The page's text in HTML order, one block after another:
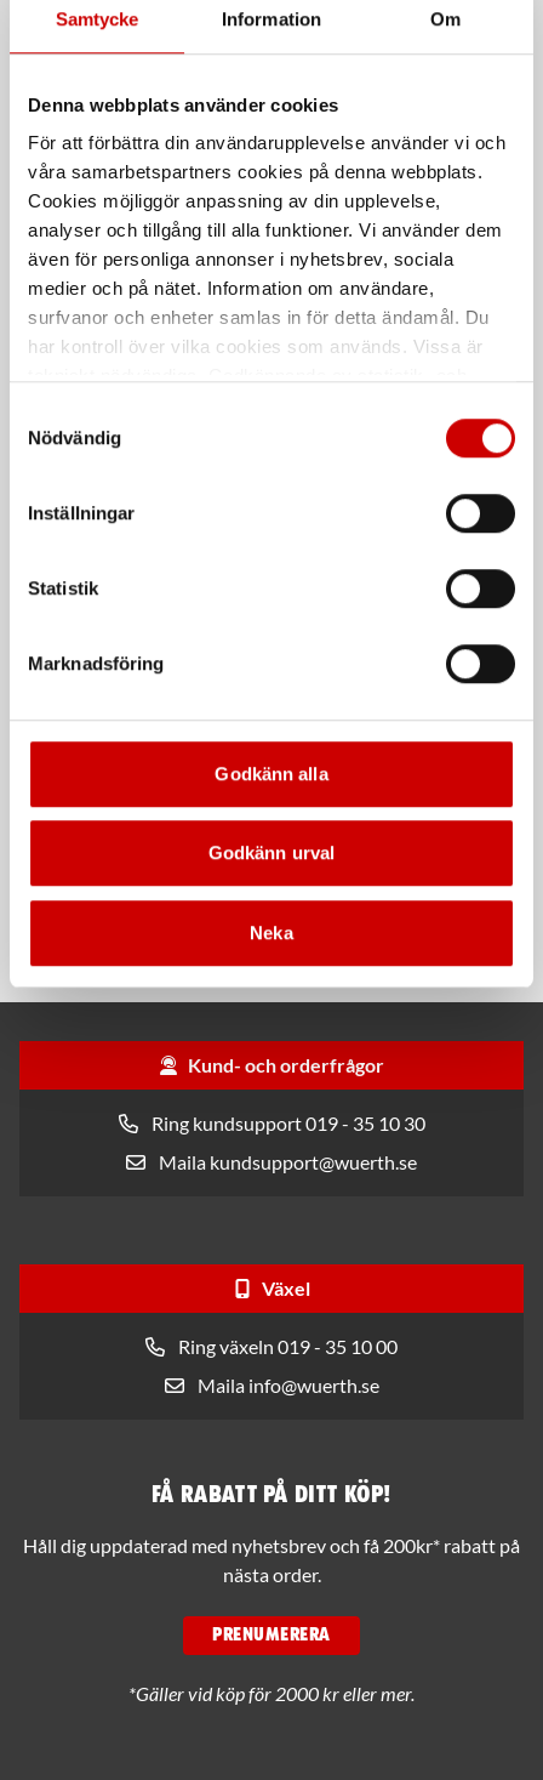
Samtycke Information Om
Denna webbplats använder cookies
För att förbättra din användarupplevelse använder vi och
våra samarbetspartners cookies på denna webbplats.
Cookies möjliggör anpassning av din upplevelse,
analyser och tillgång till alla funktioner. Vi använder dem
även för personliga annonser i nyhetsbrev, sociala
medier och på nätet. Information om användare,
surfvanor och enheter samlas in för detta ändamål. Du
har kontroll över vilka cookies som används. Vissa är
länder utanför EU med olika dataskyddsnormer. Genom
att godkänna samtycker du till sådana överföringar. Läs
Nödvändig
Inställningar
Statistik
Marknadsföring
Godkänn alla
Godkänn urval
Neka
Svetspistol MEX SB 240A
Luftkyld
stenskottsreparation
reparera stenskott i vindruta
De som köpte, köpte även
Kampanj
Våtservett för glasögon
Kampanj
metall-, plast- och gummidetaljer.
Kund- och orderfrågor
Ring kundsupport 019 - 35 10 30
Maila kundsupport@wuerth.se
Växel
Ring växeln 019 - 35 10 00
Maila info@wuerth.se
Få rabatt på ditt köp!
Håll dig uppdaterad med nyhetsbrev och få 200kr* rabatt på
nästa order.
PRENUMERERA
*Gäller vid köp för 2000 kr eller mer.